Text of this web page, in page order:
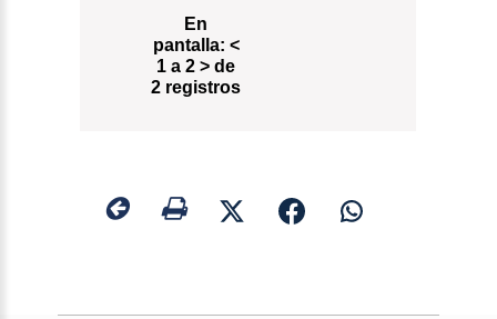
En
pantalla: <
1 a 2 > de
2 registros